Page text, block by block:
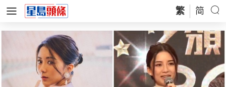
繁 简